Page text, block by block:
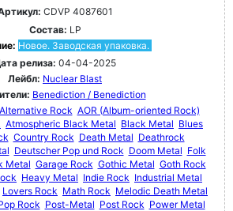
CDVP 4087601
Состав: LP
Новое. Заводская упаковка.
релиза: 04-04-2025
Лейбл: Nuclear Blast
Benediction / Benediction
Alternative Rock AOR (Album-oriented Rock)
Atmospheric Black Metal Black Metal Blues
Country Rock Death Metal Deathrock
Deutscher Pop und Rock Doom Metal Folk
Metal Garage Rock Gothic Metal Goth Rock
Heavy Metal Indie Rock Industrial Metal
Lovers Rock Math Rock Melodic Death Metal
Rock Post-Metal Post Rock Power Metal